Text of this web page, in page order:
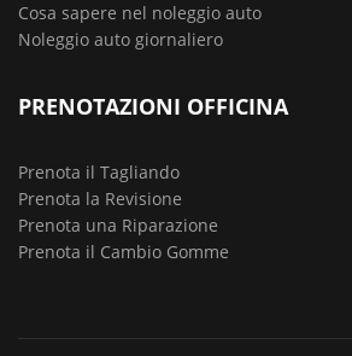
Cosa sapere nel noleggio auto
Noleggio auto giornaliero
PRENOTAZIONI OFFICINA
Prenota il Tagliando
Prenota la Revisione
Prenota una Riparazione
Prenota il Cambio Gomme